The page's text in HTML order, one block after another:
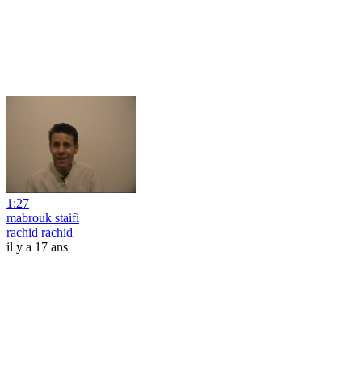
1:27
mabrouk staifi
rachid rachid
il y a 17 ans